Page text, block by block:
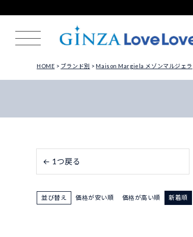
HOME ブランド別 Maison Margiela メゾンマルジェラ
← 1つ戻る
並び替え 価格が安い順 価格が高い順 新着順